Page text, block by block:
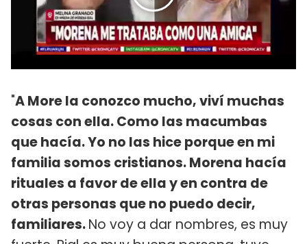
"A More la conozco mucho, viví muchas
cosas con ella. Como las macumbas
que hacía. Yo no las hice porque en mi
familia somos cristianos. Morena hacía
rituales a favor de ella y en contra de
otras personas que no puedo decir,
familiares.No voy a dar nombres, es muy